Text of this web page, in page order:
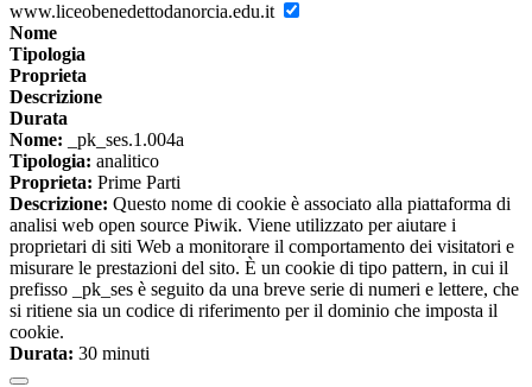
www.liceobenedettodanorcia.edu.it
Nome
Tipologia
Proprieta
Descrizione
Durata
Nome: _pk_ses.1.004a
Tipologia: analitico
Proprieta: Prime Parti
Descrizione: Questo nome di cookie è associato alla piattaforma di
analisi web open source Piwik. Viene utilizzato per aiutare i
proprietari di siti Web a monitorare il comportamento dei visitatori e
misurare le prestazioni del sito. È un cookie di tipo pattern, in cui il
prefisso _pk_ses è seguito da una breve serie di numeri e lettere, che
si ritiene sia un codice di riferimento per il dominio che imposta il
cookie.
Durata: 30 minuti